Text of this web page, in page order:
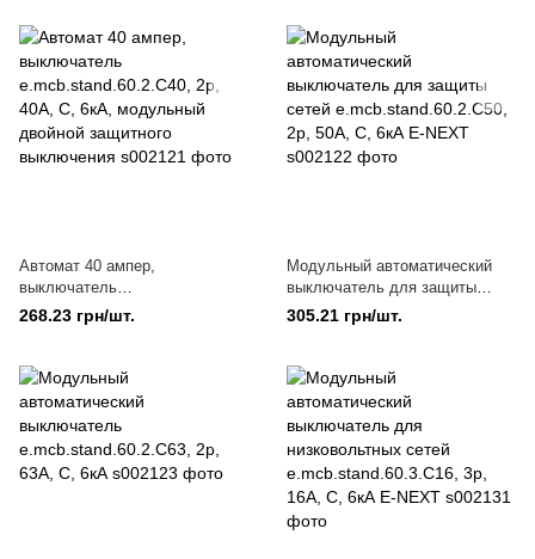
Автомат 40 ампер,
выключатель
e.mcb.stand.60.2.C40, 2р, 40А,
C, 6кА, модульный двойной
268.23 грн/шт.
Модульный автоматический
выключатель для защиты
сетей e.mcb.stand.60.2.C50, 2р,
50А, C, 6кА E-NEXT
305.21 грн/шт.